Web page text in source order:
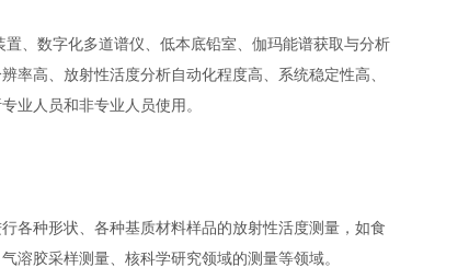
、数字化多道谱仪、低本底铅室、伽玛能谱获取与分析
率高、放射性活度分析自动化程度高、系统稳定性高、
业人员和非专业人员使用。
种形状、各种基质材料样品的放射性活度测量，如食
溶胶采样测量、核科学研究领域的测量等领域。